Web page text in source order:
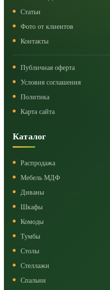
Статьи
Фото от клиентов
Контакты
Публичная оферта
Условия соглашения
Политика
Карта сайта
Каталог
Распродажа
Мебель МДФ
Диваны
Шкафы
Комоды
Тумбы
Столы
Стеллажи
Спальни